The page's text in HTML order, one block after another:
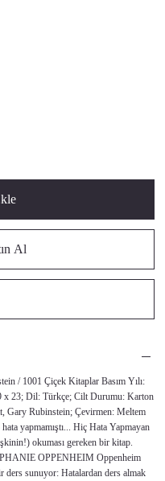
Al
/ 1001 Çiçek Kitaplar Basım Yılı:
x 23; Dil: Türkçe; Cilt Durumu: Karton
Gary Rubinstein; Çevirmen: Meltem
yapmamıştı... Hiç Hata Yapmayan
okuması gereken bir kitap.
OPPENHEIM Oppenheim
sunuyor: Hatalardan ders almak